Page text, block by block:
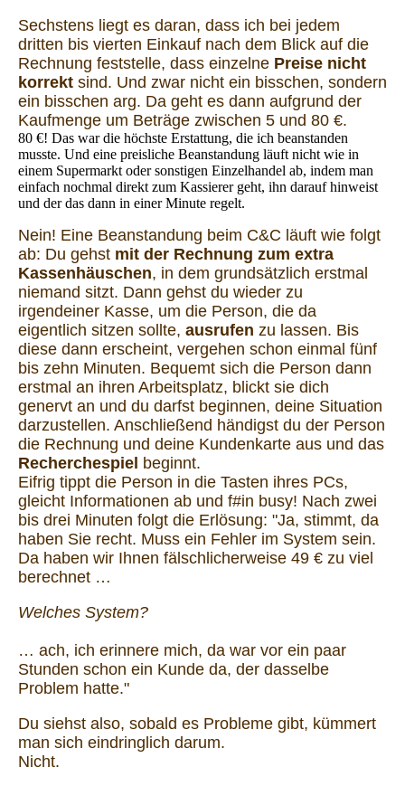
Sechstens liegt es daran, dass ich bei jedem
dritten bis vierten Einkauf nach dem Blick auf die
Rechnung feststelle, dass einzelne Preise nicht
korrekt sind. Und zwar nicht ein bisschen, sondern
ein bisschen arg. Da geht es dann aufgrund der
Kaufmenge um Beträge zwischen 5 und 80 €.
80 €! Das war die höchste Erstattung, die ich beanstanden
musste. Und eine preisliche Beanstandung läuft nicht wie in
einem Supermarkt oder sonstigen Einzelhandel ab, indem man
einfach nochmal direkt zum Kassierer geht, ihn darauf hinweist
und der das dann in einer Minute regelt.
Nein! Eine Beanstandung beim C&C läuft wie folgt
ab: Du gehst mit der Rechnung zum extra
Kassenhäuschen, in dem grundsätzlich erstmal
niemand sitzt. Dann gehst du wieder zu
irgendeiner Kasse, um die Person, die da
eigentlich sitzen sollte, ausrufen zu lassen. Bis
diese dann erscheint, vergehen schon einmal fünf
bis zehn Minuten. Bequemt sich die Person dann
erstmal an ihren Arbeitsplatz, blickt sie dich
genervt an und du darfst beginnen, deine Situation
darzustellen. Anschließend händigst du der Person
die Rechnung und deine Kundenkarte aus und das
Recherchespiel beginnt.
Eifrig tippt die Person in die Tasten ihres PCs,
gleicht Informationen ab und f#in busy! Nach zwei
bis drei Minuten folgt die Erlösung: "Ja, stimmt, da
haben Sie recht. Muss ein Fehler im System sein.
Da haben wir Ihnen fälschlicherweise 49 € zu viel
berechnet …
Welches System?
… ach, ich erinnere mich, da war vor ein paar
Stunden schon ein Kunde da, der dasselbe
Problem hatte."
Du siehst also, sobald es Probleme gibt, kümmert
man sich eindringlich darum.
Nicht.